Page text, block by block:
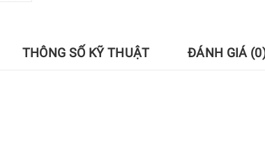
THÔNG SỐ KỸ THUẬT ĐÁNH GIÁ